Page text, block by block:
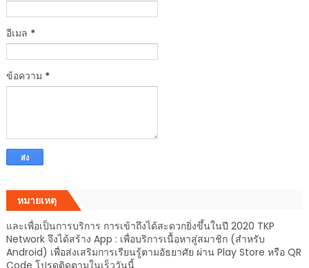
อีเมล *
ข้อความ *
หมายเหตุ
และเพื่อเป็นการบริการ การเข้าถึงได้สะดวกยิ่งขึ้นในปี 2020 TKP
Network จึงได้สร้าง App : เพื่อบริการเนื้อหาสู่สมาชิก (สำหรับ
Android) เพื่อส่งเสริมการเรียนรู้ตามอัธยาศัย ผ่าน Play Store หรือ QR